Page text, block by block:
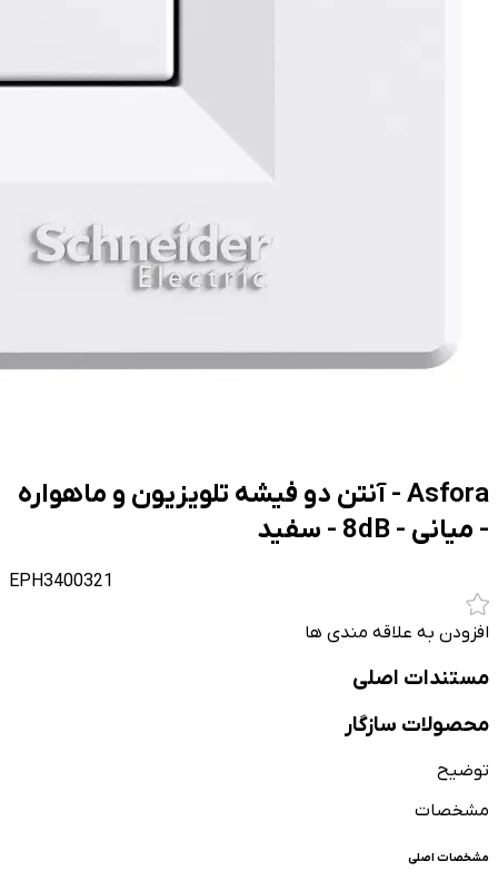
Asfora - آنتن دو فیشه تلویزیون و ماهواره
- میانی - 8dB - سفید
EPH3400321
افزودن به علاقه مندی ها
مستندات اصلی
محصولات سازگار
توضیح
مشخصات
مشخصات اصلی